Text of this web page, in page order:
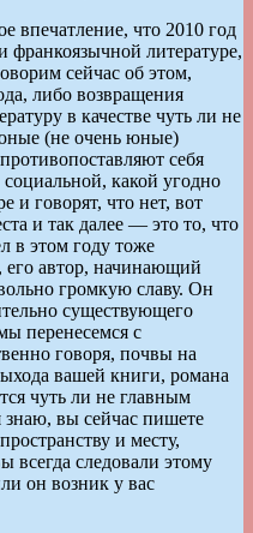
впечатление, что 2010 год
литературе,
сейчас об этом,
либо возвращения
в качестве чуть ли не
(не очень юные)
себя
какой угодно
и говорят, что нет, вот
и так далее — это то, что
в этом году тоже
его автор, начинающий
громкую славу. Он
существующего
перенесемся с
говоря, почвы на
вашей книги, романа
чуть ли не главным
знаю, вы сейчас пишете
и месту,
следовали этому
он возник у вас